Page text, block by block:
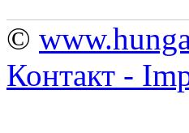
©
Контакт -